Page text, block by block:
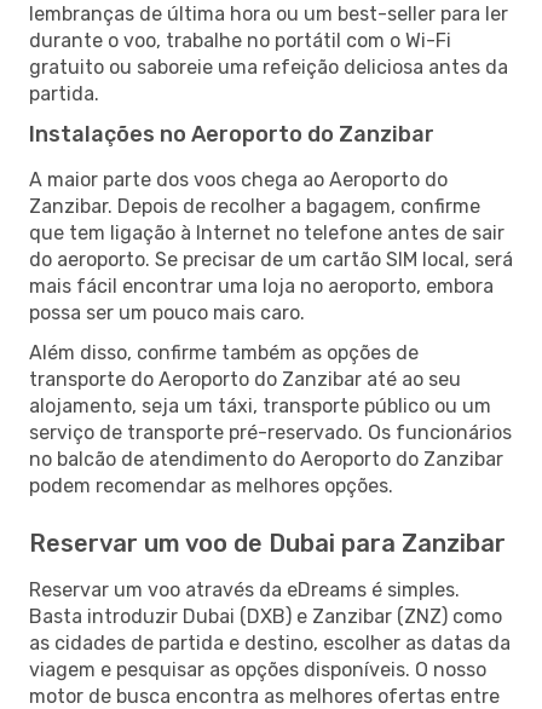
lembranças de última hora ou um best-seller para ler
durante o voo, trabalhe no portátil com o Wi-Fi
gratuito ou saboreie uma refeição deliciosa antes da
partida.
Instalações no Aeroporto do Zanzibar
A maior parte dos voos chega ao Aeroporto do
Zanzibar. Depois de recolher a bagagem, confirme
que tem ligação à Internet no telefone antes de sair
do aeroporto. Se precisar de um cartão SIM local, será
mais fácil encontrar uma loja no aeroporto, embora
possa ser um pouco mais caro.
Além disso, confirme também as opções de
transporte do Aeroporto do Zanzibar até ao seu
alojamento, seja um táxi, transporte público ou um
serviço de transporte pré-reservado. Os funcionários
no balcão de atendimento do Aeroporto do Zanzibar
podem recomendar as melhores opções.
Reservar um voo de Dubai para Zanzibar
Reservar um voo através da eDreams é simples.
Basta introduzir Dubai (DXB) e Zanzibar (ZNZ) como
as cidades de partida e destino, escolher as datas da
viagem e pesquisar as opções disponíveis. O nosso
motor de busca encontra as melhores ofertas entre